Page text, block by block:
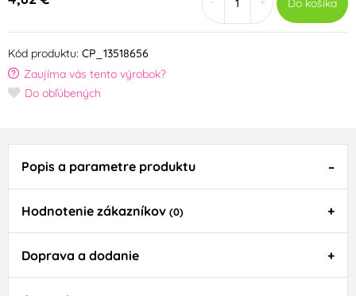
Do košíka
Kód produktu: CP_13518656
Zaujíma vás tento výrobok?
Do obľúbených
Popis a parametre produktu
Hodnotenie zákazníkov (0)
Doprava a dodanie